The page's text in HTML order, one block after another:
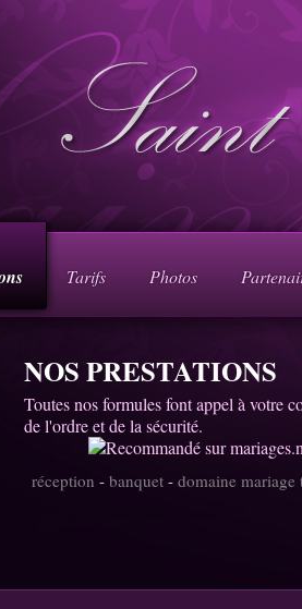
Tarifs Photos
NOS PRESTATIONS
Toutes nos formules font appel à votre
de l'ordre et de la sécurité.
réception - banquet- domaine mariage